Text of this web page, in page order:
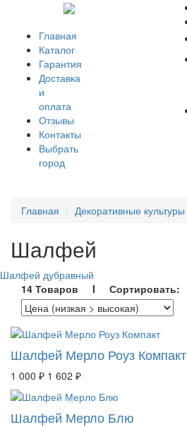
Главная
Каталог
Гарантия
Доставка
и
оплата
Отзывы
Контакты
Выбрать
город
Главная Декоративные культуры
Шалфей
Шалфей дубравный
14 Товаров I Сортировать:
Шалфей Мерло Роуз Компакт
1 000 ₽ 1 602 ₽
Шалфей Мерло Блю